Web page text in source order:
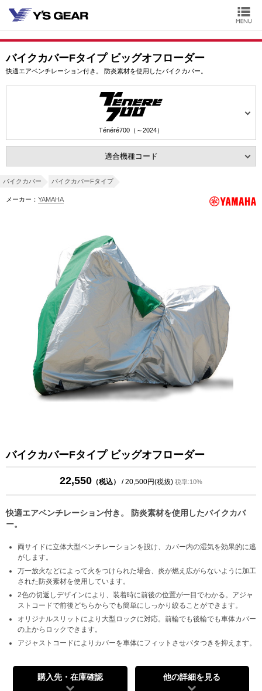
バイクカバーFタイプ ビッグオフローダー
快適エアベンチレーション付き。 防炎素材を使用したバイクカバー。
Ténéré700（～2024）
適合機種コード
バイクカバー バイクカバーFタイプ
メーカー： YAMAHA
バイクカバーFタイプ ビッグオフローダー
22,550 （税込） / 20,500円(税抜) 税率:10%
快適エアベンチレーション付き。 防炎素材を使用したバイクカバ
ー。
両サイドに立体大型ベンチレーションを設け、カバー内の湿気を効果的に逃
がします。
万一放火などによって火をつけられた場合、炎が燃え広がらないように加工
された防炎素材を使用しています。
2色の切返しデザインにより、装着時に前後の位置が一目でわかる。アジャ
ストコードで前後どちらからでも簡単にしっかり絞ることができます。
オリジナルスリットにより大型ロックに対応。前輪でも後輪でも車体カバー
の上からロックできます。
アジャストコードによりカバーを車体にフィットさせバタつきを抑えます。
購入先・在庫確認 他の詳細を見る